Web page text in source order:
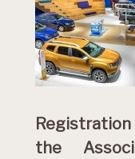
Registration
the